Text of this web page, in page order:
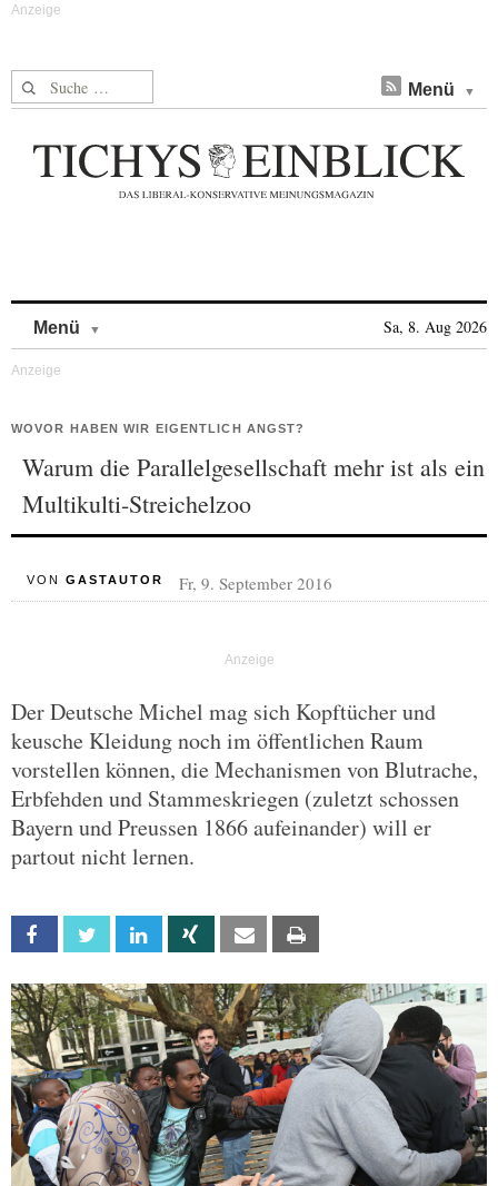
Suche nach: Menü
Menü Sa, 8. Aug 2026
WOVOR HABEN WIR EIGENTLICH ANGST?
Warum die Parallelgesellschaft mehr ist als ein
Multikulti-Streichelzoo
VON GASTAUTOR Fr, 9. September 2016
Der Deutsche Michel mag sich Kopftücher und
keusche Kleidung noch im öffentlichen Raum
vorstellen können, die Mechanismen von Blutrache,
Erbfehden und Stammeskriegen (zuletzt schossen
Bayern und Preussen 1866 aufeinander) will er
partout nicht lernen.
Facebook Twitter Linkedin Xing Email